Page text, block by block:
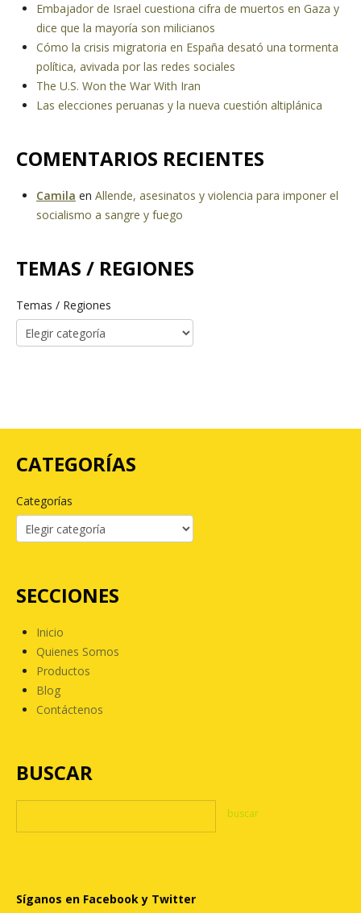
Embajador de Israel cuestiona cifra de muertos en Gaza y
dice que la mayoría son milicianos
Cómo la crisis migratoria en España desató una tormenta
política, avivada por las redes sociales
The U.S. Won the War With Iran
Las elecciones peruanas y la nueva cuestión altiplánica
COMENTARIOS RECIENTES
Camila en Allende, asesinatos y violencia para imponer el
socialismo a sangre y fuego
TEMAS / REGIONES
Temas / Regiones
CATEGORÍAS
Categorías
SECCIONES
Inicio
Quienes Somos
Productos
Blog
Contáctenos
BUSCAR
Síganos en Facebook y Twitter